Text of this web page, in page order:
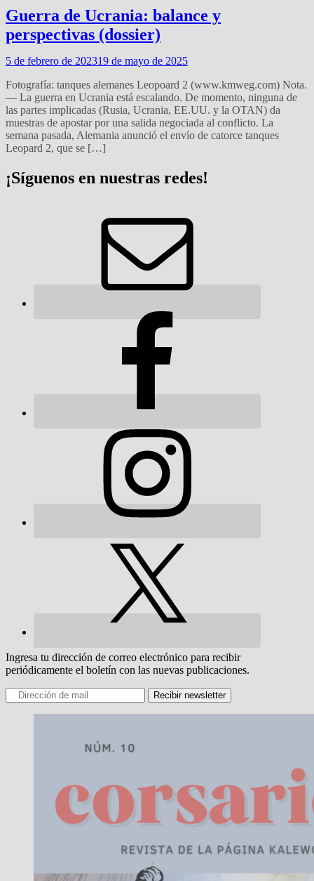
Guerra de Ucrania: balance y
perspectivas (dossier)
5 de febrero de 202319 de mayo de 2025
Fotografía: tanques alemanes Leopoard 2 (www.kmweg.com) Nota.
— La guerra en Ucrania está escalando. De momento, ninguna de
las partes implicadas (Rusia, Ucrania, EE.UU. y la OTAN) da
muestras de apostar por una salida negociada al conflicto. La
semana pasada, Alemania anunció el envío de catorce tanques
Leopard 2, que se […]
¡Síguenos en nuestras redes!
Ingresa tu dirección de correo electrónico para recibir
periódicamente el boletín con las nuevas publicaciones.
Recibir newsletter